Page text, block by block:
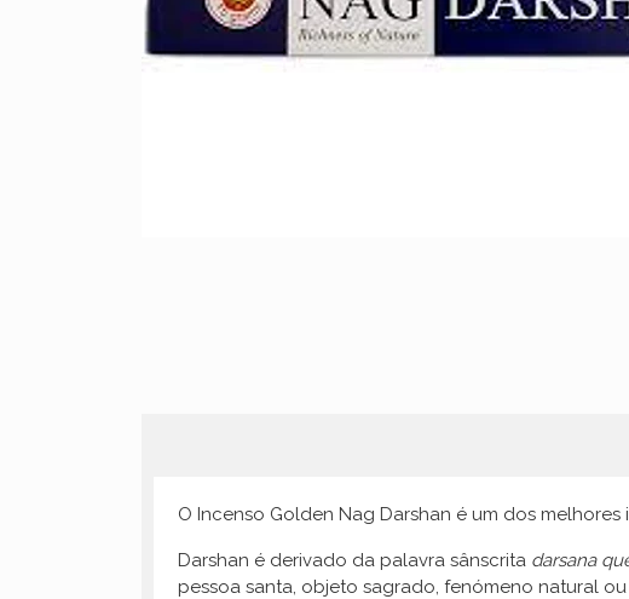
O Incenso Golden Nag Darshan é um dos
Darshan é derivado da palavra sânscrita darsana
pessoa santa, objeto sagrado, fenómeno natural